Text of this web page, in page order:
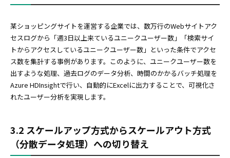
某ショッピングサイトを運営する企業では、数万行のWebサイトアク
セスログから「週3日以上来ているユニークユーザー数」「検索サイ
トからアクセスしているユニークユーザー数」といった条件でアクセ
ス数を集計する事例があります。このように、ユニークユーザー数を
出すような処理、過去ログのデータ分析、時間のかかるバッチ処理を
Azure HDInsightで行い、自動的にExcelに出力することで、可視化さ
れたユーザー分析を実現します。
3.2 スケールアップ方式からスケールアウト方式
（分散データ処理）への切り替え